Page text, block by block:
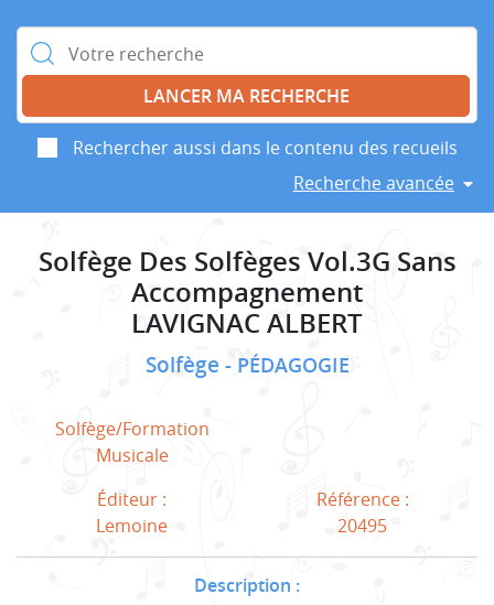
Rechercher :
Rechercher aussi dans le contenu des recueils
Recherche avancée
Solfège Des Solfèges Vol.3G Sans
Accompagnement
LAVIGNAC ALBERT
Solfège PÉDAGOGIE
Solfège/Formation
Musicale
Éditeur :
Lemoine
Référence :
20495
Description :